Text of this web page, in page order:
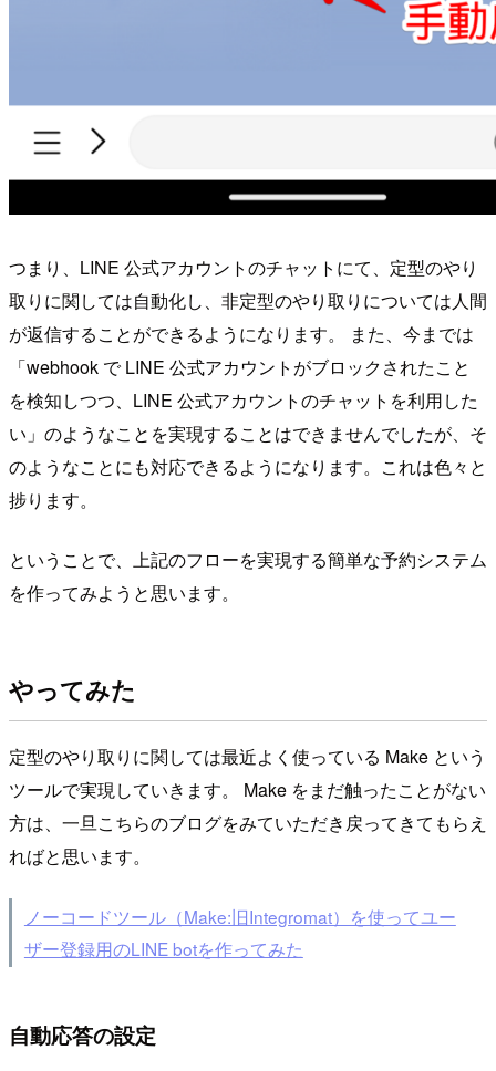
つまり、LINE 公式アカウントのチャットにて、定型のやり
取りに関しては自動化し、非定型のやり取りについては人間
が返信することができるようになります。 また、今までは
「webhook で LINE 公式アカウントがブロックされたこと
を検知しつつ、LINE 公式アカウントのチャットを利用した
い」のようなことを実現することはできませんでしたが、そ
のようなことにも対応できるようになります。これは色々と
捗ります。
ということで、上記のフローを実現する簡単な予約システム
を作ってみようと思います。
やってみた
定型のやり取りに関しては最近よく使っている Make という
ツールで実現していきます。 Make をまだ触ったことがない
方は、一旦こちらのブログをみていただき戻ってきてもらえ
ればと思います。
ノーコードツール（Make:旧Integromat）を使ってユー
ザー登録用のLINE botを作ってみた
自動応答の設定